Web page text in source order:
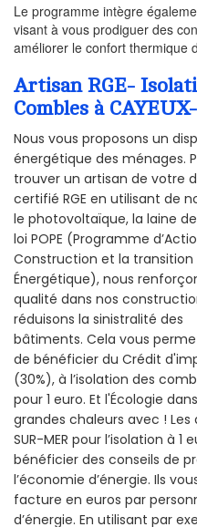
Le programme intègre
visant à vous prodiguer des
améliorer le confort thermique
Artisan RGE-
Combles à
Nous vous proposons un
énergétique des ménages.
trouver un artisan de votre
certifié RGE en utilisant de
le photovoltaïque, la laine
loi POPE (Programme
Construction et la transition
Énergétique), nous
qualité dans nos
réduisons la sinistralité des
bâtiments. Cela vous
de bénéficier du Crédit
(30%), à l’isolation des
pour 1 euro. Et l'Écologie
grandes chaleurs avec ! Les
SUR-MER pour l’isolation à
bénéficier des conseils de
l’économie d’énergie. Ils
facture en euros par
d’énergie. En utilisant par